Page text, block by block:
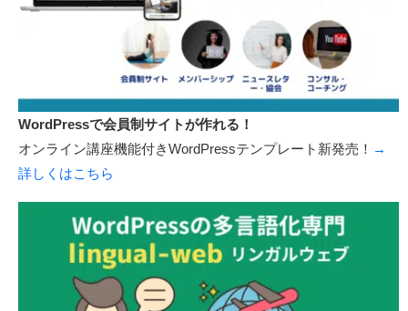
WordPressで会員制サイトが作れる！
オンライン講座機能付きWordPressテンプレート新発売！ →
詳しくはこちら